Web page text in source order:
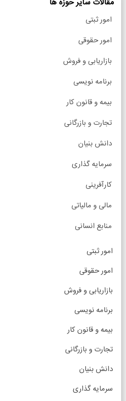
امور ثبتی
امور حقوقی
بازاریابی و فروش
برنامه نویسی
بیمه و قانون کار
تجارت و بازرگانی
دانش بنیان
سرمایه گذاری
کارآفرینی
مالی و مالیاتی
منابع انسانی
امور ثبتی
امور حقوقی
بازاریابی و فروش
برنامه نویسی
بیمه و قانون کار
تجارت و بازرگانی
دانش بنیان
سرمایه گذاری